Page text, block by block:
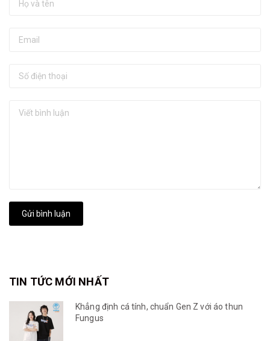
Gửi bình luận
TIN TỨC MỚI NHẤT
Khẳng định cá tính, chuẩn Gen Z với áo thun
Fungus